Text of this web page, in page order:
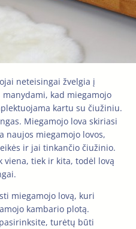
neteisingai žvelgia į
kad miegamojo
kartu su čiužiniu.
Miegamojo lova skiriasi
naujos miegamojo lovos,
ir jai tinkančio čiužinio.
tiek ir kita, todėl lovą
miegamojo lovą, kuri
kambario plotą.
turėtų būti